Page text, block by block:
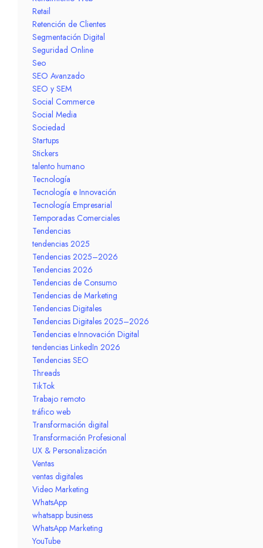
Retail
Retención de Clientes
Segmentación Digital
Seguridad Online
Seo
SEO Avanzado
SEO y SEM
Social Commerce
Social Media
Sociedad
Startups
Stickers
talento humano
Tecnología
Tecnología e Innovación
Tecnología Empresarial
Temporadas Comerciales
Tendencias
tendencias 2025
Tendencias 2025–2026
Tendencias 2026
Tendencias de Consumo
Tendencias de Marketing
Tendencias Digitales
Tendencias Digitales 2025–2026
Tendencias e Innovación Digital
tendencias LinkedIn 2026
Tendencias SEO
Threads
TikTok
Trabajo remoto
tráfico web
Transformación digital
Transformación Profesional
UX & Personalización
Ventas
ventas digitales
Video Marketing
WhatsApp
whatsapp business
WhatsApp Marketing
YouTube